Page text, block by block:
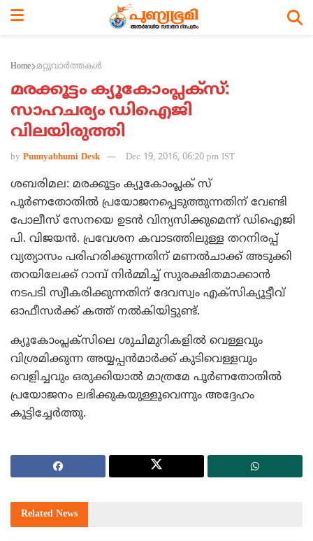
Home മറ്റുവാര്‍ത്തകള്‍
മരക്കൂട്ടം ക്യൂകോംപ്ലക്‌സ്:
സാഹചര്യം ഡിഐജി
വിലയിരുത്തി
by Punnyabhumi Desk Dec 19, 2016, 06:20 pm IST
ശബരിമല: മരക്കൂട്ടം ക്യൂകോംപ്ലക് സ്
പൂര്‍ണതോതില്‍ പ്രയോജനപ്പെടുത്തുന്നതിന് വേണ്ടി
പോലീസ് സേനയെ ഉടന്‍ വിന്യസിക്കുമെന്ന് ഡിഐജി
പി. വിജയന്‍. പ്രവേശന കവാടത്തിലുള്ള തറനിരപ്പ്
വ്യത്യാസം പരിഹരിക്കുന്നതിന് മണല്‍ചാക്ക് അടുക്കി
തറയിലേക്ക് റാമ്പ് നിര്‍മ്മിച്ച് സുരക്ഷിതമാക്കാന്‍
നടപടി സ്വീകരിക്കുന്നതിന് ദേവസ്വം എക്‌സിക്യൂട്ടീവ്
ഓഫീസര്‍ക്ക് കത്ത് നല്‍കിയിട്ടുണ്ട്.
ക്യൂകോംപ്ലക്‌സിലെ ശുചിമുറികളില്‍ വെള്ളവും
വിശ്രമിക്കുന്ന അയ്യപ്പന്‍മാര്‍ക്ക് കുടിവെള്ളവും
വെളിച്ചവും ഒരുക്കിയാല്‍ മാത്രമേ പൂര്‍ണതോതില്‍
പ്രയോജനം ലഭിക്കുകയുള്ളൂവെന്നും അദ്ദേഹം
കൂട്ടിച്ചേര്‍ത്തു.
Related News